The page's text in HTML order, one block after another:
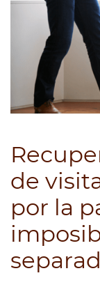
de
por la